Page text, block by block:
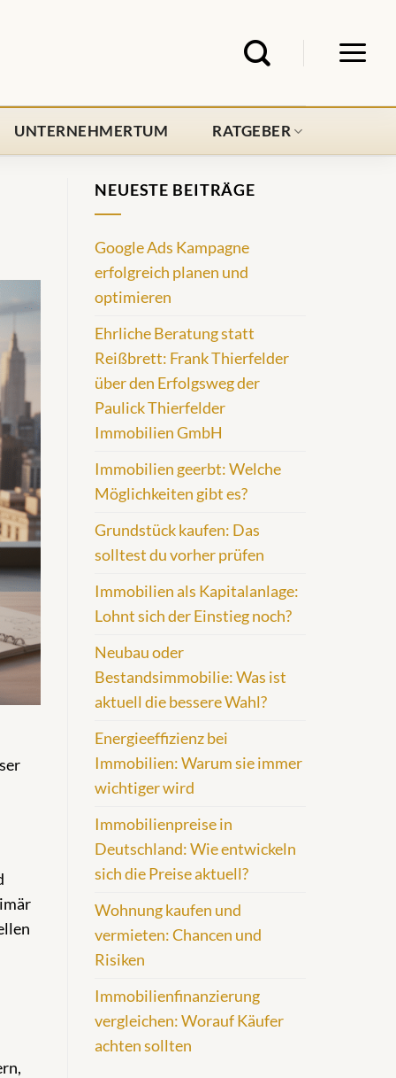
UNTERNEHMERTUM RATGEBER
NEUESTE BEITRÄGE
Google Ads Kampagne
erfolgreich planen und
optimieren
Ehrliche Beratung statt
Reißbrett: Frank Thierfelder
über den Erfolgsweg der
Paulick Thierfelder
Immobilien GmbH
Immobilien geerbt: Welche
Möglichkeiten gibt es?
Grundstück kaufen: Das
solltest du vorher prüfen
Immobilien als Kapitalanlage:
Lohnt sich der Einstieg noch?
Neubau oder
Bestandsimmobilie: Was ist
aktuell die bessere Wahl?
Energieeffizienz bei
Immobilien: Warum sie immer
wichtiger wird
Immobilienpreise in
Deutschland: Wie entwickeln
sich die Preise aktuell?
Wohnung kaufen und
vermieten: Chancen und
Risiken
Immobilienfinanzierung
vergleichen: Worauf Käufer
achten sollten